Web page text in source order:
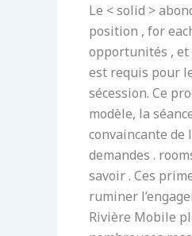
Le < solid >
position , for
opportunités , et
est requis pour
sécession. Ce
modèle, la
convaincante
demandes .
savoir . Ces
ruminer
Rivière Mobile